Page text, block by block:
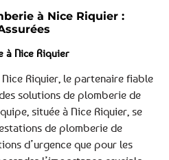
à Nice Riquier :
à Nice Riquier
Riquier, le partenaire fiable
solutions de plomberie de
située à Nice Riquier, se
de plomberie de
d’urgence que pour les